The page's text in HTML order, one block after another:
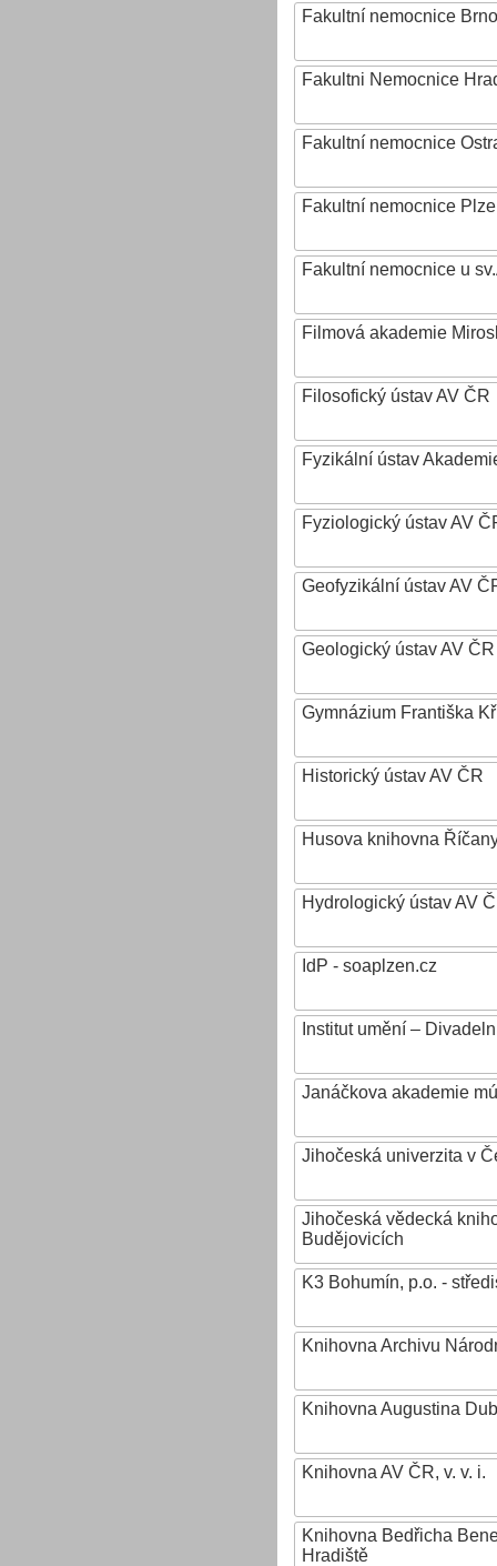
Fakultní nemocnice Brno
Fakultni Nemocnice
Fakultní nemocnice
Fakultní nemocnice
Fakultní nemocnice u
Filmová akademie
Filosofický ústav AV ČR
Fyzikální ústav
Fyziologický ústav AV
Geofyzikální ústav AV
Geologický ústav AV ČR
Gymnázium Františka
Historický ústav AV ČR
Husova knihovna
Hydrologický ústav AV
IdP - soaplzen.cz
Institut umění –
Janáčkova akademie
Jihočeská univerzita v
Jihočeská vědecká
Budějovicích
K3 Bohumín, p.o. -
Knihovna Archivu
Knihovna Augustina
Knihovna AV ČR, v. v. i.
Knihovna Bedřicha
Hradiště